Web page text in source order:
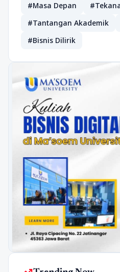
#Masa Depan
#Tantangan Akademik
#Bisnis Dilirik